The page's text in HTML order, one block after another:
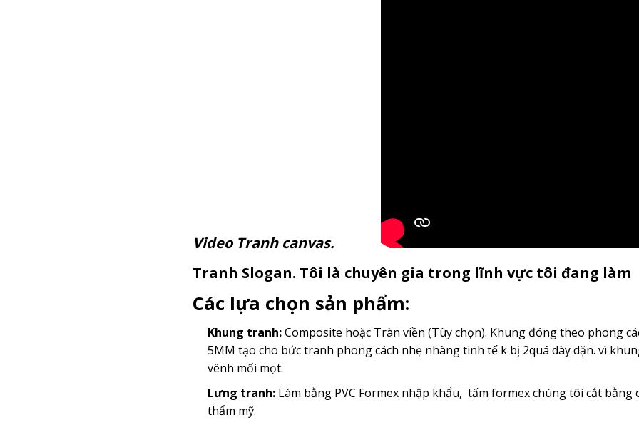
Video Tranh canvas.
Tranh Slogan. Tôi là chuyên gia trong lĩnh vực tôi đang làm
Các lựa chọn sản phẩm:
Khung tranh:Composite hoặc Tràn viền (Tùy chọn). Khung đóng theo phong
5MM tạo cho bức tranh phong cách nhẹ nhàng tinh tế k bị 2quá dày dặn. vì
vênh mối mọt.
Lưng tranh: Làm bằng PVC Formex nhập khẩu, tấm formex chúng tôi cắt
thẩm mỹ.